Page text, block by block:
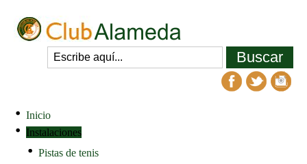
Inicio
Instalaciones
Pistas de tenis